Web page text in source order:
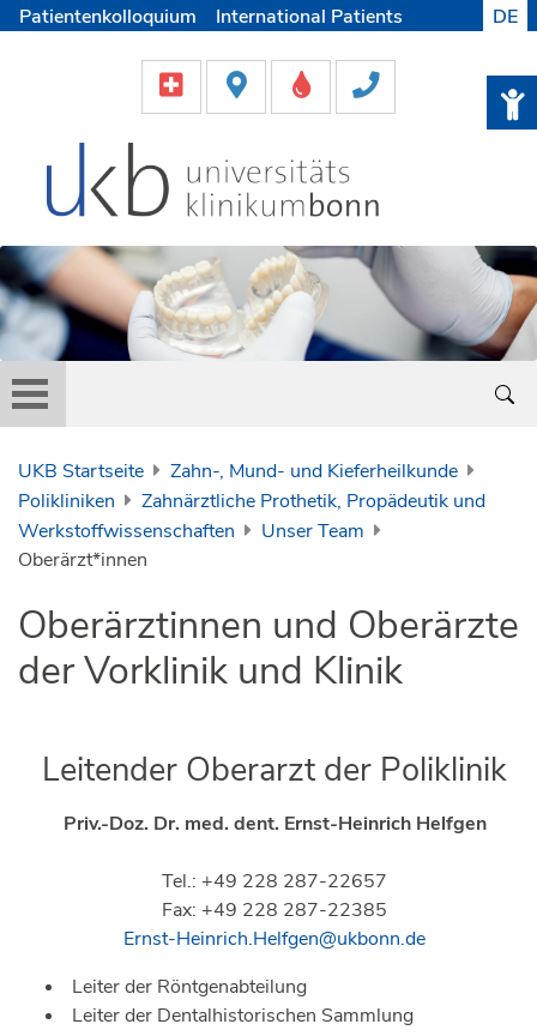
Patientenkolloquium
International Patients
Helfen & Spenden
Medien
DE
UKB Startseite
Zahn-, Mund- und Kieferheilkunde
Polikliniken
Zahnärztliche Prothetik, Propädeutik und
Werkstoffwissenschaften
Unser Team
Oberärzt*innen
Oberärztinnen und Oberärzte
der Vorklinik und Klinik
Leitender Oberarzt der Poliklinik
Priv.-Doz. Dr. med. dent. Ernst-Heinrich Helfgen
Tel.: +49 228 287-22657
Fax: +49 228 287-22385
Ernst-Heinrich.Helfgen@ukbonn.de
Leiter der Röntgenabteilung
Leiter der Dentalhistorischen Sammlung